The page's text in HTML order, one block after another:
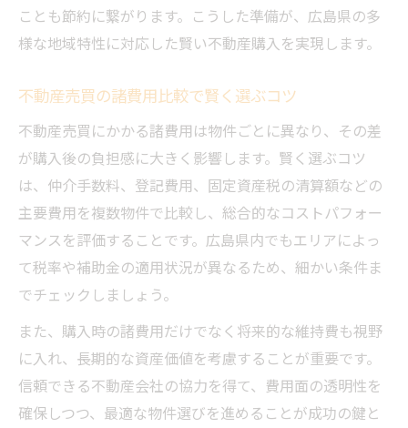
ことも節約に繋がります。こうした準備が、広島県の多
様な地域特性に対応した賢い不動産購入を実現します。
不動産売買の諸費用比較で賢く選ぶコツ
不動産売買にかかる諸費用は物件ごとに異なり、その差
が購入後の負担感に大きく影響します。賢く選ぶコツ
は、仲介手数料、登記費用、固定資産税の清算額などの
主要費用を複数物件で比較し、総合的なコストパフォー
マンスを評価することです。広島県内でもエリアによっ
て税率や補助金の適用状況が異なるため、細かい条件ま
でチェックしましょう。
また、購入時の諸費用だけでなく将来的な維持費も視野
に入れ、長期的な資産価値を考慮することが重要です。
信頼できる不動産会社の協力を得て、費用面の透明性を
確保しつつ、最適な物件選びを進めることが成功の鍵と